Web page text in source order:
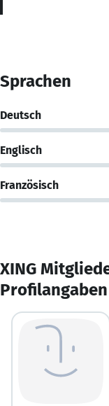
Sprachen
Deutsch
Englisch
Französisch
XING
Profilangaben